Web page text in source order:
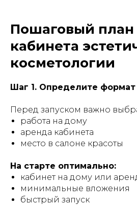
Пошаговый план
кабинета
косметологии
Шаг 1. Определите
Перед запуском важно
работа на дому
аренда кабинета
место в салоне красоты
На старте оптимально:
кабинет на дому или
минимальные вложения
быстрый запуск